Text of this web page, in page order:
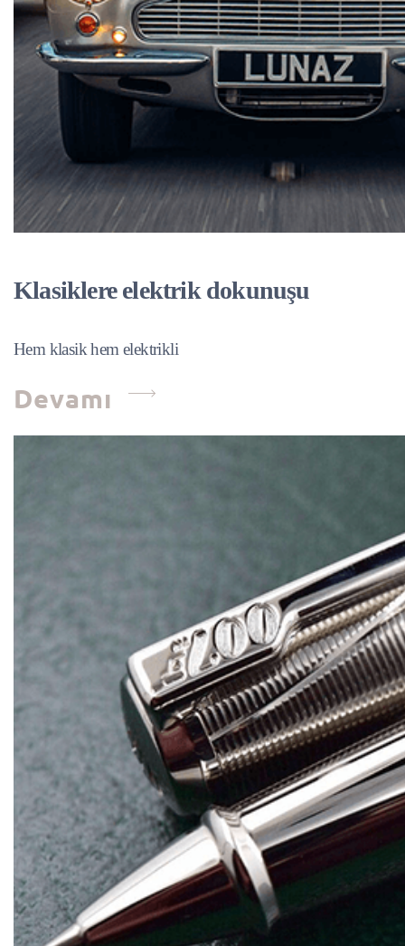
Klasiklere elektrik dokunuşu
Hem klasik hem elektrikli
Devamı